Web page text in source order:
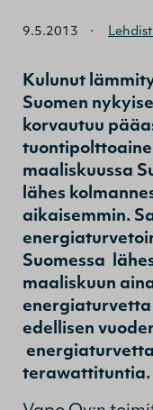
9.5.2013 ·
Kulunut
Suomen
korvautuu
maaliskuussa
lähes
aikaisemmin.
Suomessa
maaliskuun
edellisen
terawattituntia.